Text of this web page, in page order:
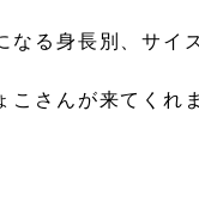
る身長別、サイ
こさんが来てくれ